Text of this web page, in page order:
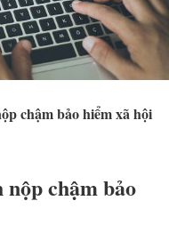
chậm bảo hiểm xã hội
chậm bảo